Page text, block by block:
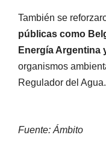
También se
públicas como
Energía Argentina
organismos
Regulador del Agua.
Fuente: Ámbito